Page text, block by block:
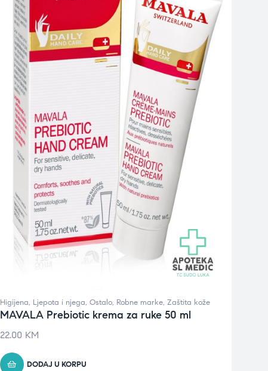
Higijena, Ljepota i njega, Ostalo, Robne marke, Zaštita kože
MAVALA Prebiotic krema za ruke 50 ml
22.00 KM
DODAJ U KORPU